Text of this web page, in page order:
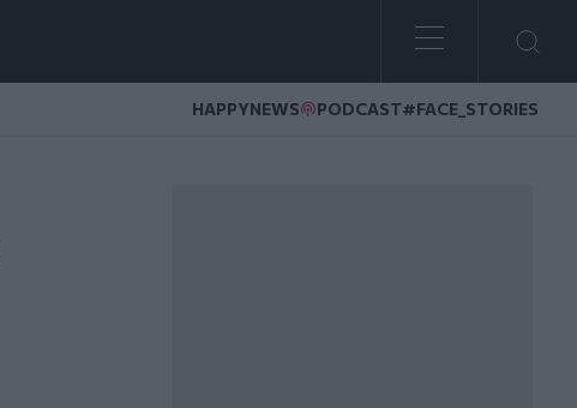
HAPPYNEWS PODCAST#FACE_STORIES